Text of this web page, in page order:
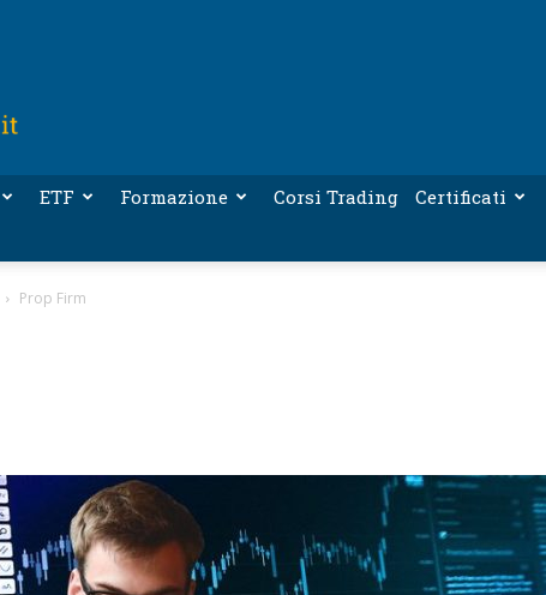
ETF Formazione Corsi Trading Certificati
Prop Firm